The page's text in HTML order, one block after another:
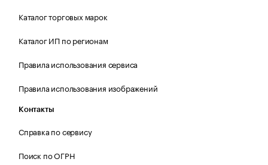
Каталог торговых марок
Каталог ИП по регионам
Правила использования сервиса
Правила использования изображений
Контакты
Справка по сервису
Поиск по ОГРН